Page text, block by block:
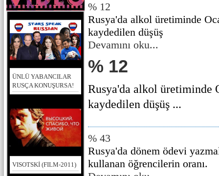
ÜNLÜ YABANCILAR
RUSÇA KONUŞURSA!
VISOTSKİ (FILM-2011)
% 12
Rusya'da alkol üretiminde
kaydedilen düşüş
Devamını oku...
% 12
Rusya'da alkol üretiminde
kaydedilen düşüş ...
% 43
Rusya'da dönem ödevi
kullanan öğrencilerin oranı.